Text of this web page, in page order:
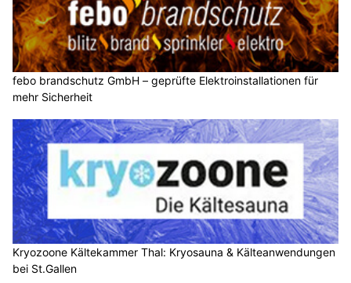
febo brandschutz GmbH – geprüfte Elektroinstallationen für
mehr Sicherheit
Kryozoone Kältekammer Thal: Kryosauna & Kälteanwendungen
bei St.Gallen